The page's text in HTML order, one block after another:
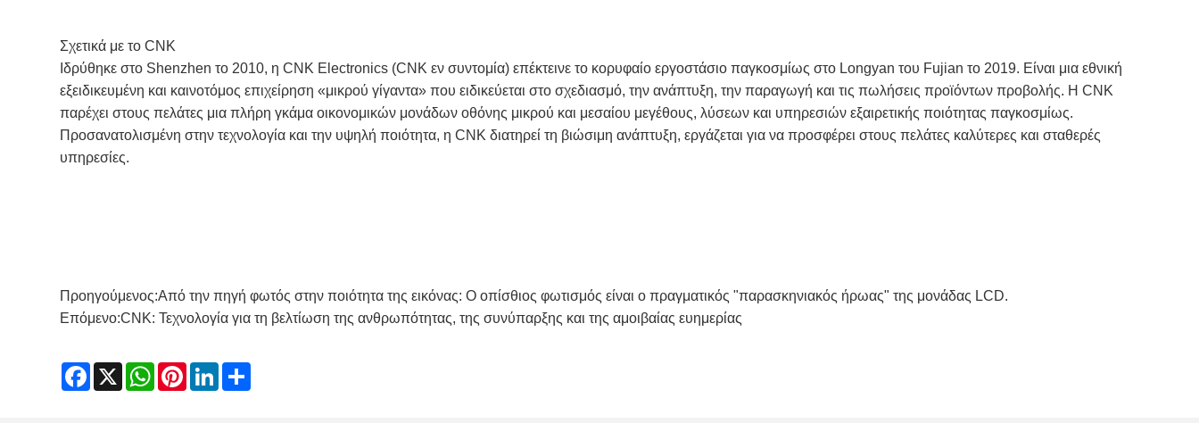
Σχετικά με το CNK
Ιδρύθηκε στο Shenzhen το 2010, η CNK Electronics (CNK εν συντομία) επέκτεινε το κορυφαίο εργοστάσιο παγκοσμίως στο Longyan του Fujian το 2019. Είναι μια εθνική
εξειδικευμένη και καινοτόμος επιχείρηση «μικρού γίγαντα» που ειδικεύεται στο σχεδιασμό, την ανάπτυξη, την παραγωγή και τις πωλήσεις προϊόντων προβολής. Η CNK
παρέχει στους πελάτες μια πλήρη γκάμα οικονομικών μονάδων οθόνης μικρού και μεσαίου μεγέθους, λύσεων και υπηρεσιών εξαιρετικής ποιότητας παγκοσμίως.
Προσανατολισμένη στην τεχνολογία και την υψηλή ποιότητα, η CNK διατηρεί τη βιώσιμη ανάπτυξη, εργάζεται για να προσφέρει στους πελάτες καλύτερες και σταθερές
υπηρεσίες.
Προηγούμενος:Από την πηγή φωτός στην ποιότητα της εικόνας: Ο οπίσθιος φωτισμός είναι ο πραγματικός "παρασκηνιακός ήρωας" της μονάδας LCD.
Επόμενο:CNK: Τεχνολογία για τη βελτίωση της ανθρωπότητας, της συνύπαρξης και της αμοιβαίας ευημερίας
Facebook
X WhatsApp
PinterestLinkedIn